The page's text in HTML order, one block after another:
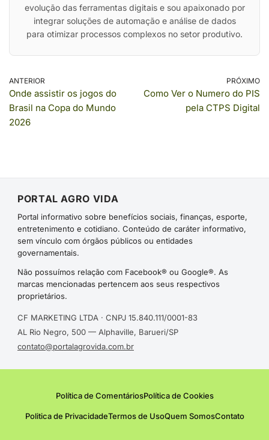
evolução das ferramentas digitais e sou apaixonado por
integrar soluções de automação e análise de dados
para otimizar processos complexos no setor produtivo.
ANTERIOR
Onde assistir os jogos do
Brasil na Copa do Mundo
2026
PRÓXIMO
Como Ver o Numero do PIS
pela CTPS Digital
PORTAL AGRO VIDA
Portal informativo sobre benefícios sociais, finanças, esporte,
entretenimento e cotidiano. Conteúdo de caráter informativo,
sem vínculo com órgãos públicos ou entidades
governamentais.
Não possuímos relação com Facebook® ou Google®. As
marcas mencionadas pertencem aos seus respectivos
proprietários.
CF MARKETING LTDA · CNPJ 15.840.111/0001-83
AL Rio Negro, 500 — Alphaville, Barueri/SP
contato@portalagrovida.com.br
Política de ComentáriosPolítica de Cookies
Politica de PrivacidadeTermos de UsoQuem SomosContato